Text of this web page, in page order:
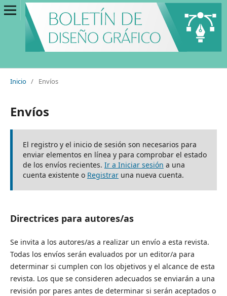
Inicio / Envíos
Envíos
El registro y el inicio de sesión son necesarios para
enviar elementos en línea y para comprobar el estado
de los envíos recientes. Ir a Iniciar sesión a una
cuenta existente o Registraruna nueva cuenta.
Directrices para autores/as
Se invita a los autores/as a realizar un envío a esta revista.
Todas los envíos serán evaluados por un editor/a para
determinar si cumplen con los objetivos y el alcance de esta
revista. Los que se consideren adecuados se enviarán a una
revisión por pares antes de determinar si serán aceptados o